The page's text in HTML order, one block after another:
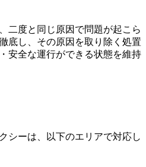
二度と同じ原因で問題が起こら
底し、その原因を取り除く処置
安全な運行ができる状態を維持
シーは、以下のエリアで対応し